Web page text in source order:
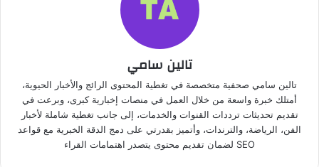
تالين سامي
تالين سامي صحفية متخصصة في تغطية المحتوى الرائج والأخبار الحيوية،
أمتلك خبرة واسعة من خلال العمل في منصات إخبارية كبرى، وبرعت في
تقديم تحديثات ترددات القنوات والخدمات، إلى جانب تغطية شاملة لأخبار
الفن، الرياضة، والترندات، وأتميز بقدرتي على دمج الدقة الخبرية مع قواعد
SEO لضمان تقديم محتوى يتصدر اهتمامات القراء